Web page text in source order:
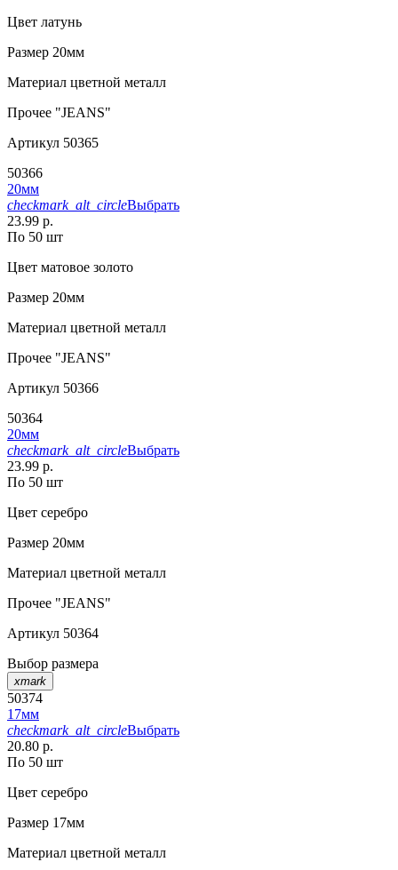
Цвет латунь
Размер 20мм
Материал цветной металл
Прочее "JEANS"
Артикул 50365
50366
20мм
checkmark_alt_circleВыбрать
23.99 р.
По 50 шт
Цвет матовое золото
Размер 20мм
Материал цветной металл
Прочее "JEANS"
Артикул 50366
50364
20мм
checkmark_alt_circleВыбрать
23.99 р.
По 50 шт
Цвет серебро
Размер 20мм
Материал цветной металл
Прочее "JEANS"
Артикул 50364
Выбор размера
xmark
50374
17мм
checkmark_alt_circleВыбрать
20.80 р.
По 50 шт
Цвет серебро
Размер 17мм
Материал цветной металл